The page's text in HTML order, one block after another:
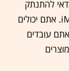
להתנתק
מהם: iCloud, Find My Mac, ו-iMessage. אתם יכולים
עובדים